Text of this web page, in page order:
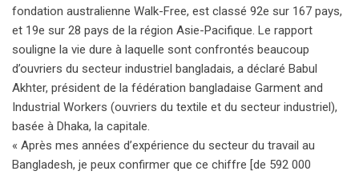
fondation australienne Walk-Free, est classé 92e sur 167 pays,
et 19e sur 28 pays de la région Asie-Pacifique. Le rapport
souligne la vie dure à laquelle sont confrontés beaucoup
d’ouvriers du secteur industriel bangladais, a déclaré Babul
Akhter, président de la fédération bangladaise Garment and
Industrial Workers (ouvriers du textile et du secteur industriel),
basée à Dhaka, la capitale.
« Après mes années d’expérience du secteur du travail au
Bangladesh, je peux confirmer que ce chiffre [de 592 000